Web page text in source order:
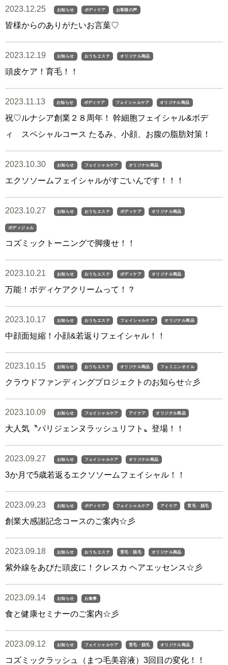
2023.12.25 お知らせ ボディケア お客様の声
皆様からのありがたいお言葉♡
2023.12.19 お知らせ おうちエステ オリジナル商品
頭皮ケア！育毛！！
2023.11.13 お知らせ ボディケア フェイシャルケア オリジナル商品
祝♡ルナシア創業２８周年！ 幹細胞フェイシャル&ボデ
ィ スペシャルコース たるみ、小顔、お腹の脂肪対策！
2023.10.30 お知らせ フェイシャルケア オリジナル商品
エクソソームフェイシャルがすごいんです！！！
2023.10.27 お知らせ おうちエステ ボディケア オリジナル商品
ボディジェル
コズミックトーニングで脚痩せ！！
2023.10.21 お知らせ おうちエステ ボディケア オリジナル商品
万能！ボディケアクリームって！？
2023.10.17 お知らせ おうちエステ フェイシャルケア オリジナル商品
中顔面短縮！小顔&若返りフェイシャル！！
2023.10.15 お知らせ おうちエステ オリジナル商品 フェミニンオイル
クラウドファンディングプロジェクトのお知らせ☆彡
2023.10.09 お知らせ フェイシャルケア アイケア オリジナル商品
大人気〝パリジェンヌラッシュリフト〟登場！！
2023.09.27 お知らせ フェイシャルケア オリジナル商品
3か月で5歳若返るエクソソームフェイシャル！！
2023.09.23 お知らせ ボディケア フェイシャルケア アイケア 育毛・脱毛
創業大感謝記念コースのご案内☆彡
2023.09.18 お知らせ おうちエステ 育毛・脱毛 オリジナル商品
紫外線をあびた頭皮に！クレスカ ヘアエッセンス☆彡
2023.09.14 お知らせ お食事
食と健康セミナーのご案内☆彡
2023.09.12 お知らせ フェイシャルケア 育毛・脱毛 オリジナル商品
コズミックラッシュ（まつ毛美容液）3回目の変化！！